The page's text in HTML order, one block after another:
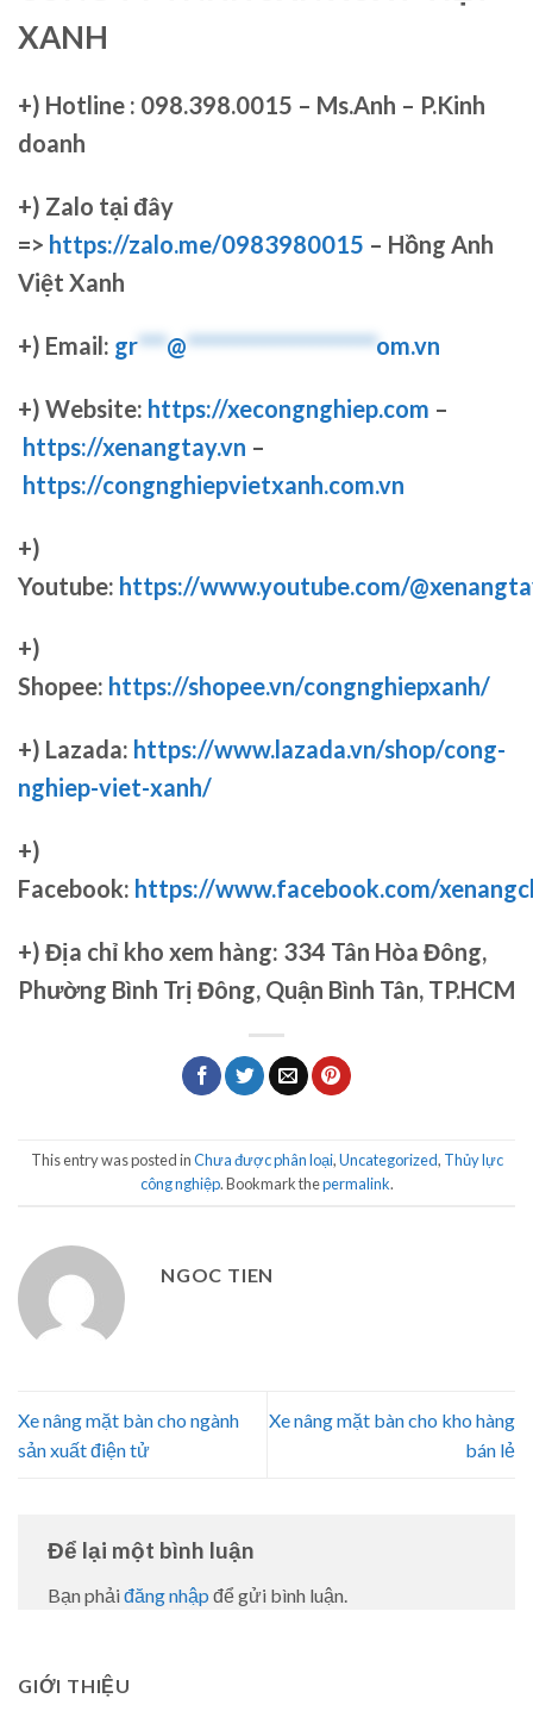
XANH
+) Hotline : 098.398.0015 – Ms.Anh – P.Kinh
doanh
+) Zalo tại đây
=> https://zalo.me/0983980015 – Hồng Anh
Việt Xanh
+) Email: gr***@********************om.vn
+) Website: https://xecongnghiep.com –
https://xenangtay.vn –
https://congnghiepvietxanh.com.vn
+)
Youtube: https://www.youtube.com/
+)
Shopee: https://shopee.vn/congnghiepxanh/
+) Lazada: https://www.lazada.vn/shop/cong-
nghiep-viet-xanh/
+)
Facebook: https://www.facebook.com/
+) Địa chỉ kho xem hàng: 334 Tân Hòa Đông,
Phường Bình Trị Đông, Quận Bình Tân, TP.HCM
This entry was posted inChưa được phân loại,Uncategorized, Thủy lực
công nghiệp. Bookmark thepermalink.
NGOC TIEN
Xe nâng mặt bàn cho ngành
sản xuất điện tử
Xe nâng mặt bàn cho kho hàng
bán lẻ
Để lại một bình luận
Bạn phải đăng nhập để gửi bình luận.
GIỚI THIỆU